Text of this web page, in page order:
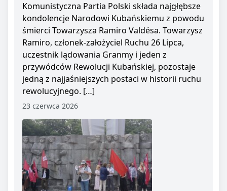
Komunistyczna Partia Polski składa najgłębsze
kondolencje Narodowi Kubańskiemu z powodu
śmierci Towarzysza Ramiro Valdésa. Towarzysz
Ramiro, członek-założyciel Ruchu 26 Lipca,
uczestnik lądowania Granmy i jeden z
przywódców Rewolucji Kubańskiej, pozostaje
jedną z najjaśniejszych postaci w historii ruchu
rewolucyjnego. […]
23 czerwca 2026